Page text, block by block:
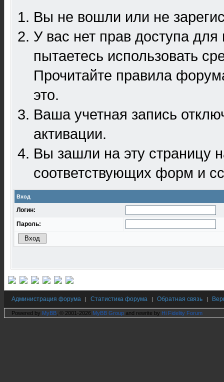
Вы не вошли или не
У вас нет прав доступа
пытаетесь использовать
Прочитайте правила
это.
Ваша учетная запись
активации.
Вы зашли на эту
соответствующих форм и
Вход
Логин:
Пароль:
Администрация форума | Статистика форума | Обратная связь |
Powered by MyBB , © 2001-2026 MyBB Group and rewrite by Hi Fidelity Forum